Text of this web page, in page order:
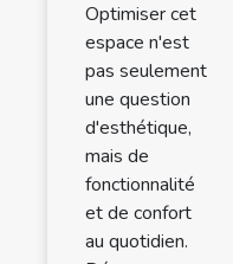
Optimiser cet
espace n'est
pas seulement
une question
d'esthétique,
mais de
fonctionnalité
et de confort
au quotidien.